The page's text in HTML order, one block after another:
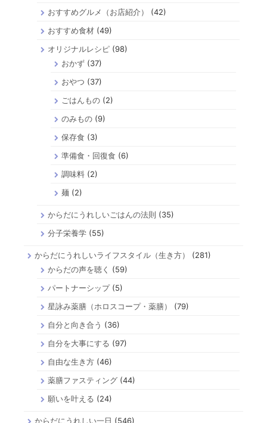
おすすめグルメ（お店紹介）
(42)
おすすめ食材 (49)
オリジナルレシピ (98)
おかず(37)
おやつ (37)
ごはんもの(2)
のみもの(9)
保存食 (3)
準備食・回復食 (6)
調味料(2)
麺 (2)
からだにうれしいごはんの法則 (35)
分子栄養学 (55)
からだにうれしいライフスタイル（生き方）
(281)
からだの声を聴く
(59)
パートナーシップ(5)
星詠み薬膳（ホロスコープ・薬膳）
(79)
自分と向き合う (36)
自分を大事にする (97)
自由な生き方 (46)
薬膳ファスティング (44)
願いを叶える (24)
からだにうれしい一日 (546)